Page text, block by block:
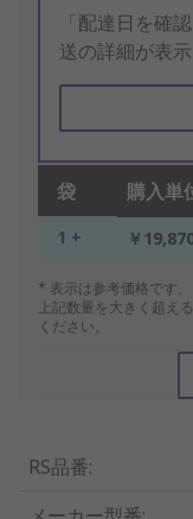
「配達日を確
送の詳細が表示
袋 購入単
1 + ￥
* 表示は参考価格です
上記数量を大きく超え
ください。
RS品番: